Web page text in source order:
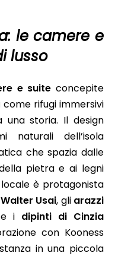
le camere e
lusso
e suite concepite
rifugi immersivi
storia. Il design
dell’isola
che spazia dalle
pietra e ai legni
locale è protagonista
Usai, gli arazzi
i dipinti di Cinzia
con Kooness
in una piccola